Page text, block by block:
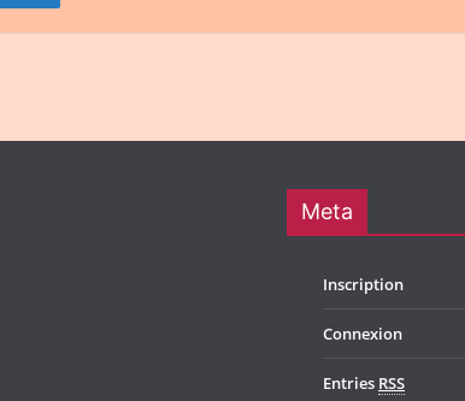
Meta
Inscription
Connexion
Entries RSS